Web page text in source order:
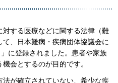
する医療などに関する法律（難
、日本難病・疾病団体協議会に
に登録されました。患者や家族
会とするのが目的です。
法が確立されていない、希少な疾